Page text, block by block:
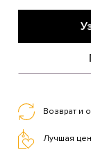
Возврат и
Лучшая